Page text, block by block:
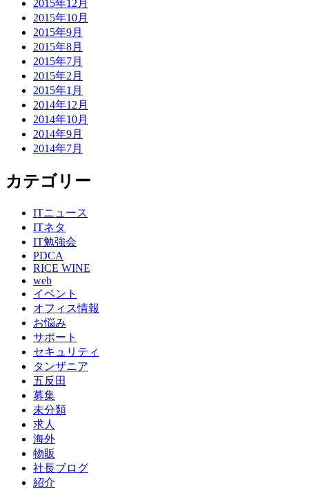
2015年12月
2015年10月
2015年9月
2015年8月
2015年7月
2015年2月
2015年1月
2014年12月
2014年10月
2014年9月
2014年7月
カテゴリー
ITニュース
ITネタ
IT勉強会
PDCA
RICE WINE
web
イベント
オフィス情報
お悩み
サポート
セキュリティ
タンザニア
五反田
募集
未分類
求人
海外
物販
社長ブログ
紹介